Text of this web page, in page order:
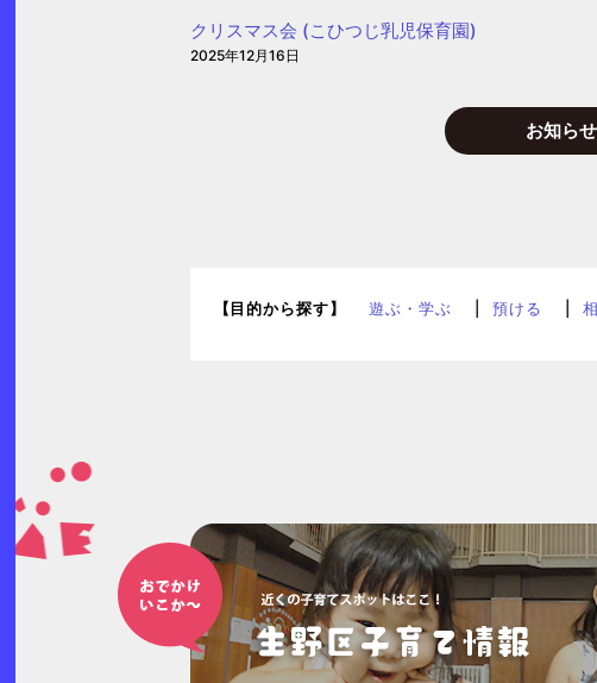
クリスマス会 (こひつじ乳児保育園)
2025年12月16日
お知ら
【目的から探す】 遊ぶ・学ぶ 預ける